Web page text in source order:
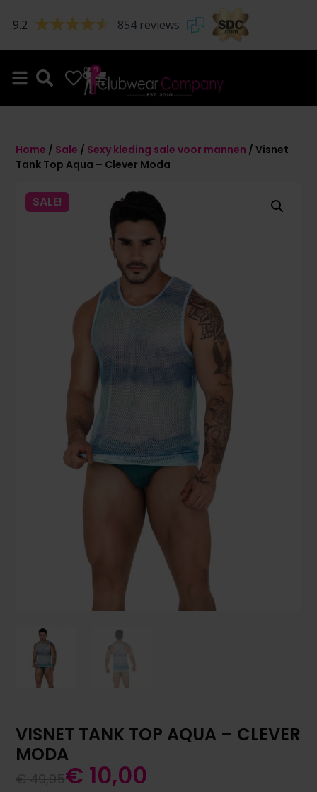
9.2 854 reviews
0 0
Home / Sale / Sexy kleding sale voor mannen / Visnet
Tank Top Aqua – Clever Moda
SALE!
VISNET TANK TOP AQUA – CLEVER
MODA
€ 10,00